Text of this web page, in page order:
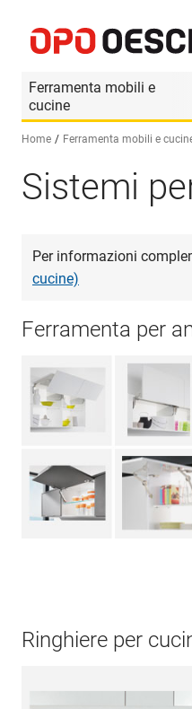
Ferramenta mobili e
cucine
Seleziona una lingua (IT)
Home Ferramenta mobili e
Sistemi
Per informazioni
cucine)
Ferramenta per
Ringhiere per